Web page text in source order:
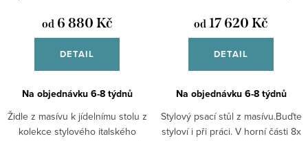
od6 880 Kč
DETAIL
Na objednávku 6-8 týdnů
Židle z masívu k jídelnímu stolu z
kolekce stylového italského
od 17 620 Kč
DETAIL
Na objednávku 6-8 týdnů
Stylový psací stůl z masívu.Buďte
styloví i při práci. V horní části 8x